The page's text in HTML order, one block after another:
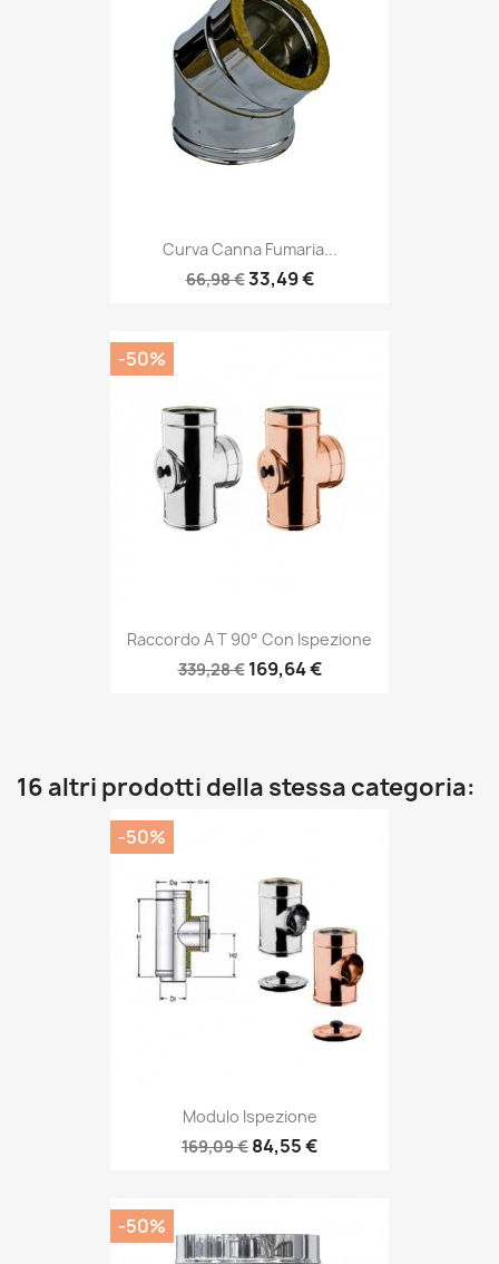
Curva Canna Fumaria...
66,98 €33,49 €
Raccordo A T 90° Con Ispezione
339,28 € 169,64 €
-50%
16 altri prodotti della stessa categoria:
Modulo Ispezione
169,09 € 84,55 €
-50%
-50%